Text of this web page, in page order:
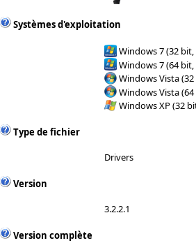
Systèmes d'exploitation
Windows 7 (32 bit,
Windows 7 (64 bit,
Windows Vista
Windows Vista
Windows XP (32
Type de fichier
Drivers
Version
3.2.2.1
Version complète